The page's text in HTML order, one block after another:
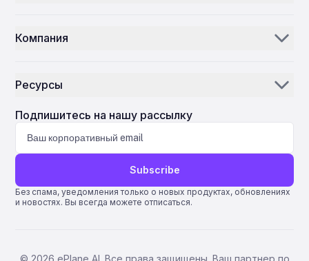
Центр управления полётами
MROs
AEC
Производство
Науки о жизни
Компания
Почему ePlane AI
Карьера
Связаться с нами
Ресурсы
Новости
Блог
Поддержка
Quantum ERP
AMOS ERP
ERP-система IFS
Подпишитесь на нашу рассылку
Subscribe
Без спама, уведомления только о новых продуктах, обновлениях
и новостях. Вы всегда можете отписаться.
© 2026 ePlane AI. Все права защищены. Ваш партнер по